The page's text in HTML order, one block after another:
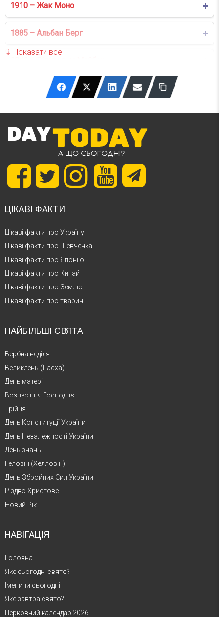
1910 – Жак Моно
1885 – Альбан Берг
1826 – Костянтин Трутовський
1773 – Вільям Генрі Гаррісон
1441 – Алішер Навої
ЦІКАВІ ФАКТИ
Цікаві факти про Україну
Цікаві факти про Шевченка
Цікаві факти про Японію
Цікаві факти про Китай
Цікаві факти про Землю
Цікаві факти про тварин
НАЙБІЛЬШІ СВЯТА
Вербна неділя
Великдень (Пасха)
День матері
Вознесіння Господнє
Трійця
День Конституції України
День Незалежності України
День знань
Геловін (Хелловін)
День Збройних Сил України
Різдво Христове
Новий Рік
НАВІГАЦІЯ
Головна
Яке сьогодні свято?
Іменини сьогодні
Яке завтра свято?
Церковний календар 2026